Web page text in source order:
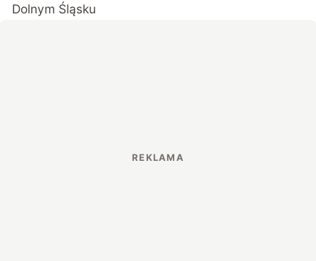
Dolnym Śląsku